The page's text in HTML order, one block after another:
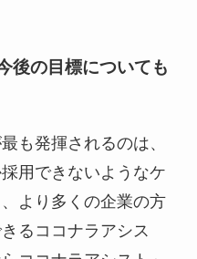
後の目標についても
も発揮されるのは、
用できないようなケ
より多くの企業の方
るココナラアシス